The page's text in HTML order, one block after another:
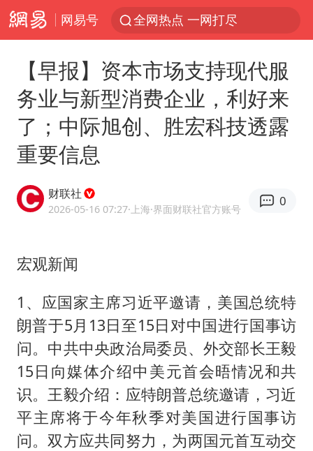
网易号 全网热点 一网打尽
【早报】资本市场支持现代服
务业与新型消费企业，利好来
了；中际旭创、胜宏科技透露
重要信息
财联社
2026-05-16 07:27·上海·界面财联社官方账号
0
宏观新闻
1、应国家主席习近平邀请，美国总统特
朗普于5月13日至15日对中国进行国事访
问。中共中央政治局委员、外交部长王毅
15日向媒体介绍中美元首会晤情况和共
识。王毅介绍：应特朗普总统邀请，习近
平主席将于今年秋季对美国进行国事访
问。双方应共同努力，为两国元首互动交